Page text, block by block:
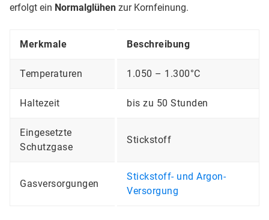
erfolgt ein Normalglühen zur Kornfeinung.
Merkmale Beschreibung
Temperaturen 1.050 – 1.300°C
Haltezeit bis zu 50 Stunden
Eingesetzte
Schutzgase
Stickstoff
Gasversorgungen
Stickstoff- und Argon-
Versorgung